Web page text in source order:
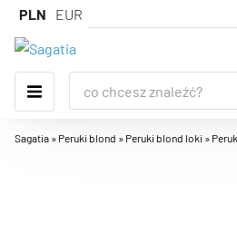
PLN EUR
Sagatia » Peruki blond » Peruki blond loki »